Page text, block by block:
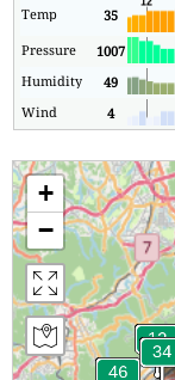
Temp
35
Pressure
1007
Humidity
49
Wind
4
+
−